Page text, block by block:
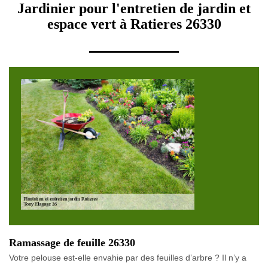
Jardinier pour l'entretien de jardin et
espace vert à Ratieres 26330
Ramassage de feuille 26330
Votre pelouse est-elle envahie par des feuilles d’arbre ? Il n’y a